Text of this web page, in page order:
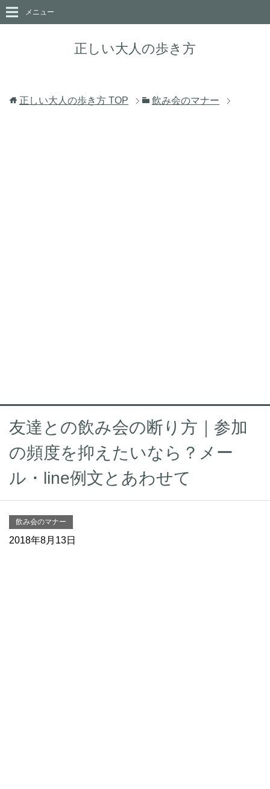
正しい大人の歩き方
メニュー
正しい大人の歩き方 TOP 飲み会のマナー
友達との飲み会の断り方｜参加
の頻度を抑えたいなら？メー
ル・line例文とあわせて
飲み会のマナー
2018年8月13日